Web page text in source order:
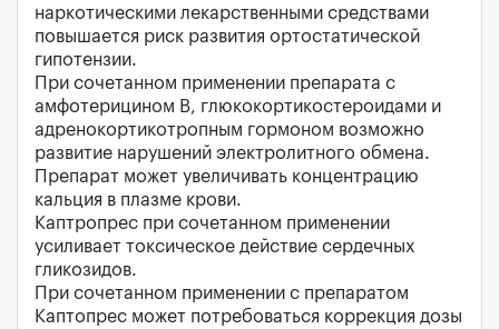
наркотическими лекарственными средствами
повышается риск развития ортостатической
гипотензии.
При сочетанном применении препарата с
амфотерицином В, глюкокортикостероидами и
адренокортикотропным гормоном возможно
развитие нарушений электролитного обмена.
Препарат может увеличивать концентрацию
кальция в плазме крови.
Каптропрес при сочетанном применении
усиливает токсическое действие сердечных
гликозидов.
При сочетанном применении с препаратом
Каптопрес может потребоваться коррекция дозы